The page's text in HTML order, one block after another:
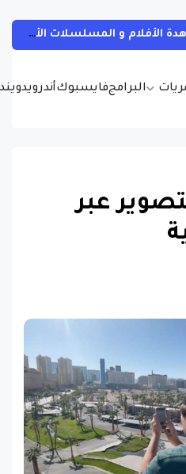
البرامجفايسبوكأندرويد
أفضل 4 مواقع عربية لمشاهدة الأفلام و المسلسلات الأجنبية بجودات مختلفة و بالمجان مع مترجمة
عبر